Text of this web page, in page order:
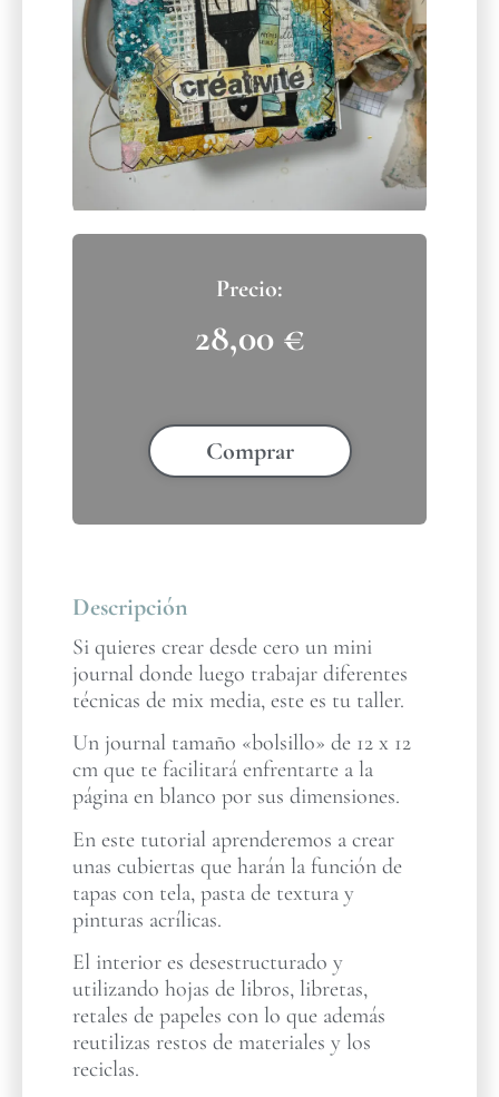
28,00 €
Comprar
Descripción
Si quieres crear desde cero un mini
journal donde luego trabajar diferentes
técnicas de mix media, este es tu taller.
Un journal tamaño «bolsillo» de 12 x 12
cm que te facilitará enfrentarte a la
página en blanco por sus dimensiones.
En este tutorial aprenderemos a crear
unas cubiertas que harán la función de
tapas con tela, pasta de textura y
pinturas acrílicas.
El interior es desestructurado y
utilizando hojas de libros, libretas,
retales de papeles con lo que además
reutilizas restos de materiales y los
reciclas.